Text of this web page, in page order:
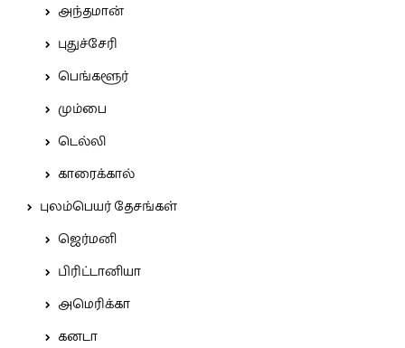
அந்தமான்
புதுச்சேரி
பெங்களூர்
மும்பை
டெல்லி
காரைக்கால்
புலம்பெயர் தேசங்கள்
ஜெர்மனி
பிரிட்டானியா
அமெரிக்கா
கனடா